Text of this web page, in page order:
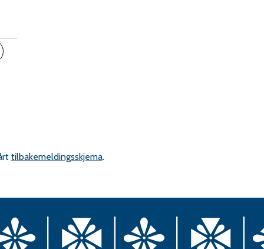
tilbakemeldingsskjema.